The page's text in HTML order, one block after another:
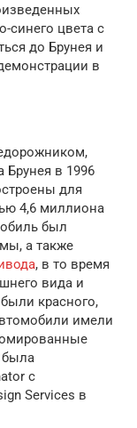
синего цвета с
до Брунея и
в
в 1996
для
4,6 миллиона
был
а также
, в то время
вида и
красного,
имели
была
с
Services в